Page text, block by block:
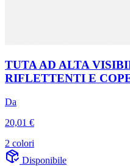
TUTA AD ALTA
RIFLETTENTI E
Da
20,01 €
2 colori
Disponibile